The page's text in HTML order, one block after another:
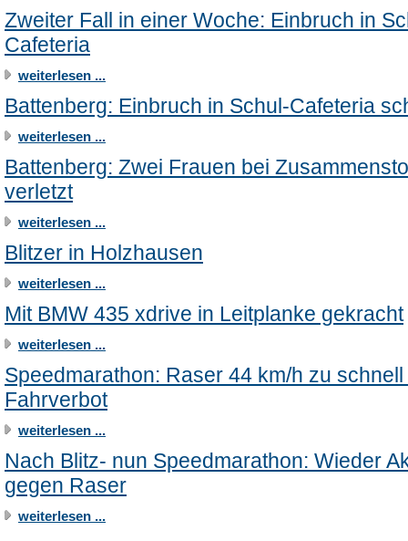
Zweiter Fall in einer Woche: Einbruch in
Cafeteria
weiterlesen ...
Battenberg: Einbruch in Schul-Cafeteria
weiterlesen ...
Battenberg: Zwei Frauen bei
verletzt
weiterlesen ...
Blitzer in Holzhausen
weiterlesen ...
Mit BMW 435 xdrive in Leitplanke gekracht
weiterlesen ...
Speedmarathon: Raser 44 km/h zu schnell
Fahrverbot
weiterlesen ...
Nach Blitz- nun Speedmarathon: Wieder
gegen Raser
weiterlesen ...